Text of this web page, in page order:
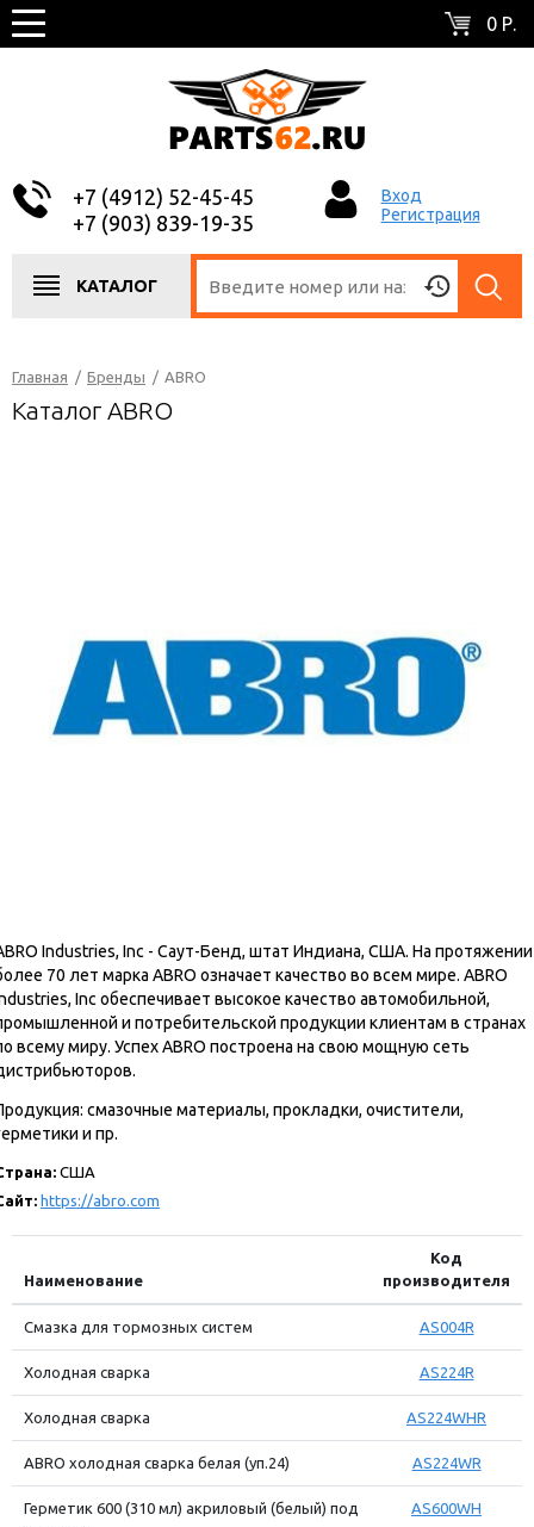
0 Р.
+7 (4912) 52-45-45
+7 (903) 839-19-35
Вход
Регистрация
КАТАЛОГ
Главная / Бренды / ABRO
Каталог ABRO
Industries, Inc - Саут-Бенд, штат Индиана, США. На протяжении
70 лет марка ABRO означает качество во всем мире. ABRO
Inc обеспечивает высокое качество автомобильной,
и потребительской продукции клиентам в странах
всему миру. Успех ABRO построена на свою мощную сеть
смазочные материалы, прокладки, очистители,
и пр.
США
https://abro.com
Наименование
Код
производителя
Смазка для тормозных систем AS004R
Холодная сварка AS224R
Холодная сварка AS224WHR
ABRO холодная сварка белая (уп.24) AS224WR
Герметик 600 (310 мл) акриловый (белый) под
AS600WH